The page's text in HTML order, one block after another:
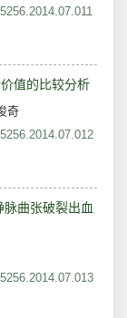
值的比较分析
奇
曲张破裂出血